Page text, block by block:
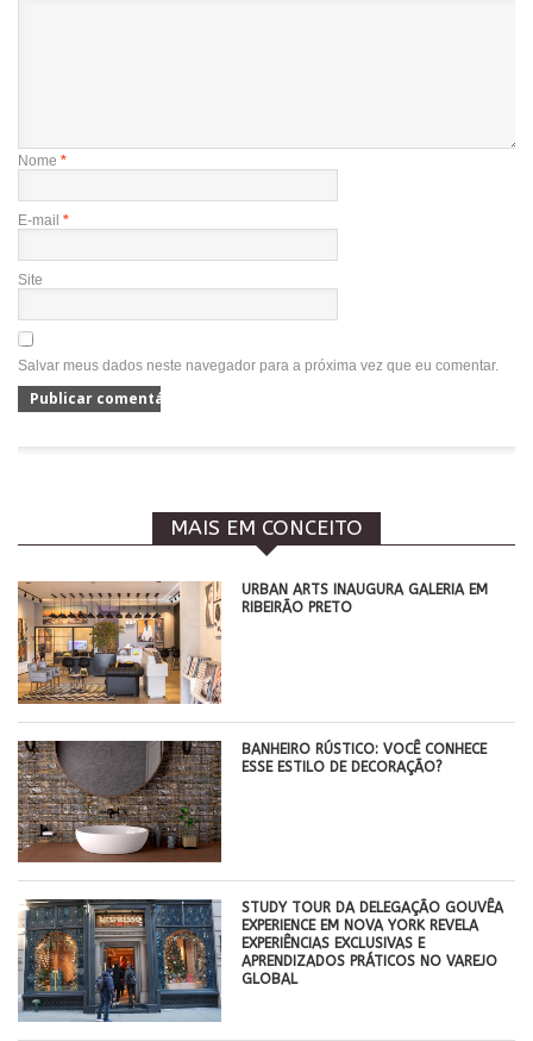
Nome *
E-mail *
Site
Salvar meus dados neste navegador para a próxima vez que eu comentar.
MAIS EM CONCEITO
​URBAN ARTS INAUGURA GALERIA EM
RIBEIRÃO PRETO
BANHEIRO RÚSTICO: VOCÊ CONHECE
ESSE ESTILO DE DECORAÇÃO?
STUDY TOUR DA DELEGAÇÃO GOUVÊA
EXPERIENCE EM NOVA YORK REVELA
EXPERIÊNCIAS EXCLUSIVAS E
APRENDIZADOS PRÁTICOS NO VAREJO
GLOBAL